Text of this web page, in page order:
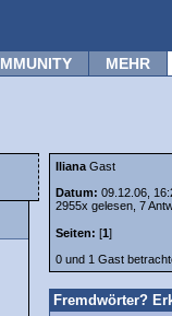
MEHR
Iliana Gast
Datum: 09.12.06,
2955x gelesen, 7
Seiten: [1]
0 und 1 Gast
Fremdwörter?